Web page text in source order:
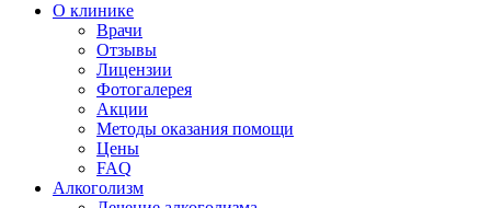
О клинике
Врачи
Отзывы
Лицензии
Фотогалерея
Акции
Методы оказания помощи
Цены
FAQ
Алкоголизм